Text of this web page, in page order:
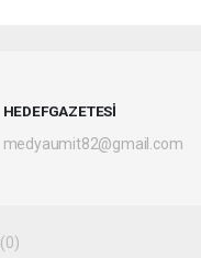
HEDEFGAZETESİ
medyaumit82@gmail.com
(0)